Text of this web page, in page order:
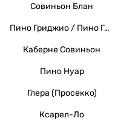
Совиньон Блан
Пино Гриджио / Пино Гри
Каберне Совиньон
Пино Нуар
Глера (Просекко)
Ксарел-Ло